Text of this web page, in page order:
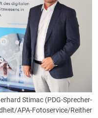
Stimac (PDG-Sprecher-
APA-Fotoservice/Reither